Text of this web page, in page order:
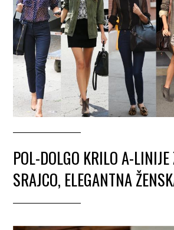
POL-DOLGO KRILO A-LINIJE
SRAJCO, ELEGANTNA